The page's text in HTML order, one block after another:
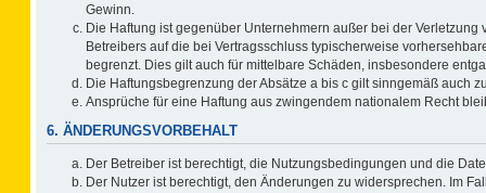
Gewinn.
Die Haftung ist gegenüber Unternehmern außer bei der
Betreibers auf die bei Vertragsschluss typischerweise
begrenzt. Dies gilt auch für mittelbare Schäden, insbesondere
Die Haftungsbegrenzung der Absätze a bis c gilt sinngemäß auch
Ansprüche für eine Haftung aus zwingendem nationalem Recht
6. ÄNDERUNGSVORBEHALT
Der Betreiber ist berechtigt, die Nutzungsbedingungen und die
Der Nutzer ist berechtigt, den Änderungen zu widersprechen. Im